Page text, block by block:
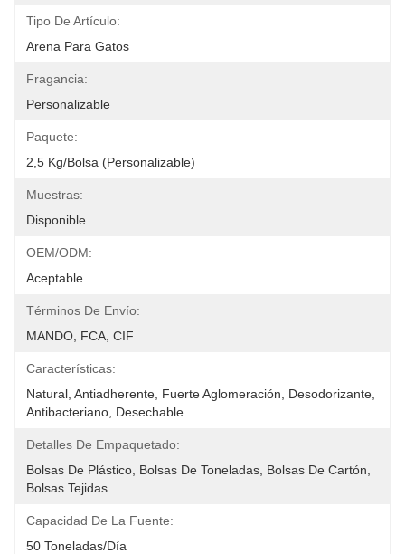
Tipo De Artículo:
Arena Para Gatos
Fragancia:
Personalizable
Paquete:
2,5 Kg/bolsa (personalizable)
Muestras:
Disponible
OEM/ODM:
Aceptable
Términos De Envío:
MANDO, FCA, CIF
Características:
Natural, Antiadherente, Fuerte Aglomeración, Desodorizante,
Antibacteriano, Desechable
Detalles De Empaquetado:
Bolsas De Plástico, Bolsas De Toneladas, Bolsas De Cartón,
Bolsas Tejidas
Capacidad De La Fuente:
50 Toneladas/día